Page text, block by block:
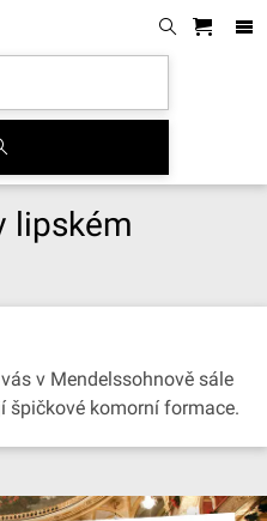
lipském
v Mendelssohnově sále
špičkové komorní formace.